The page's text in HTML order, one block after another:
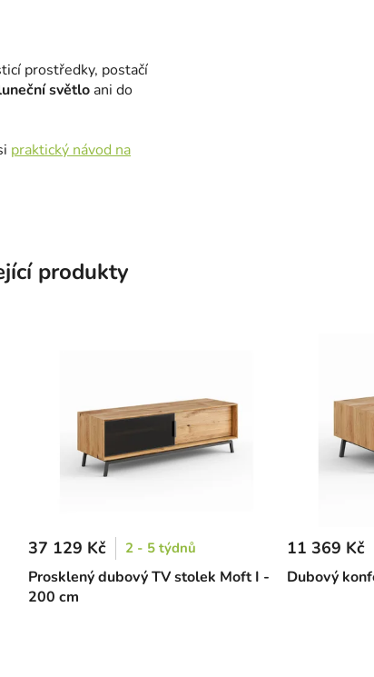
prostředky, postačí
světlo ani do
praktický návod na
produkty
Prosklený dubový TV stolek Moft I -
200 cm
37 129 Kč 2 - 5 týdnů
Dubový
11 369 Kč